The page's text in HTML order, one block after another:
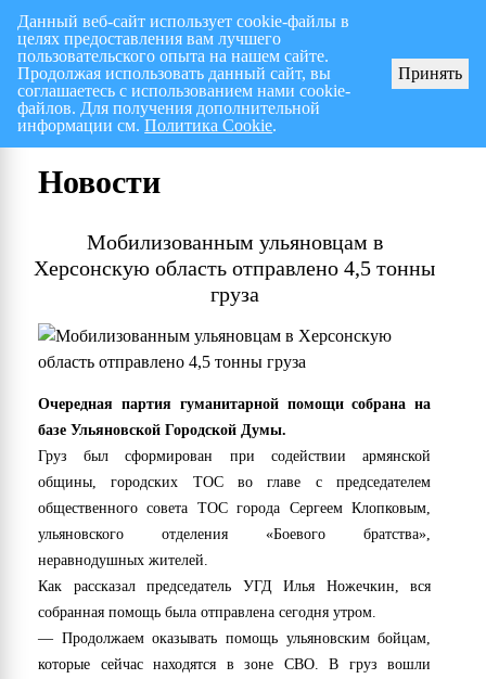
Перспективный план работ на I полугодие 2026 г.
Новости
Мобилизованным ульяновцам в
Херсонскую область отправлено 4,5 тонны
груза
Очередная партия гуманитарной помощи собрана на
базе Ульяновской Городской Думы.
Груз был сформирован при содействии армянской
общины, городских ТОС во главе с председателем
общественного совета ТОС города Сергеем Клопковым,
ульяновского отделения «Боевого братства»,
неравнодушных жителей.
Как рассказал председатель УГД Илья Ножечкин, вся
собранная помощь была отправлена сегодня утром.
— Продолжаем оказывать помощь ульяновским бойцам,
которые сейчас находятся в зоне СВО. В груз вошли
Данный веб-сайт использует cookie-файлы в
целях предоставления вам лучшего
пользовательского опыта на нашем сайте.
Продолжая использовать данный сайт, вы
соглашаетесь с использованием нами cookie-
файлов. Для получения дополнительной
информации см.Политика Cookie.
Принять